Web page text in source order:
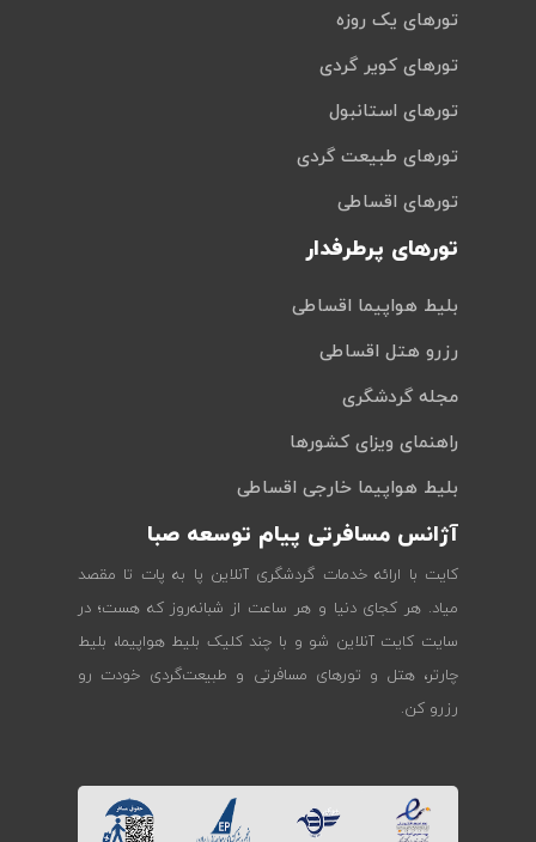
تورهای یک روزه
تورهای کویر گردی
تورهای استانبول
تورهای طبیعت گردی
تورهای اقساطی
تورهای پرطرفدار
بلیط هواپیما اقساطی
رزرو هتل اقساطی
مجله گردشگری
راهنمای ویزای کشورها
بلیط هواپیما خارجی اقساطی
آژانس مسافرتی پیام توسعه صبا
کایت با ارائه خدمات گردشگری آنلاین پا به پات تا مقصد
میاد. هر کجای دنیا و هر ساعت از شبانه‌روز که هست؛ در
سایت کایت آنلاین شو و با چند کلیک بلیط هواپیما، بلیط
چارتر، هتل و تورهای مسافرتی و طبیعت‌گردی خودت رو
رزرو کن.